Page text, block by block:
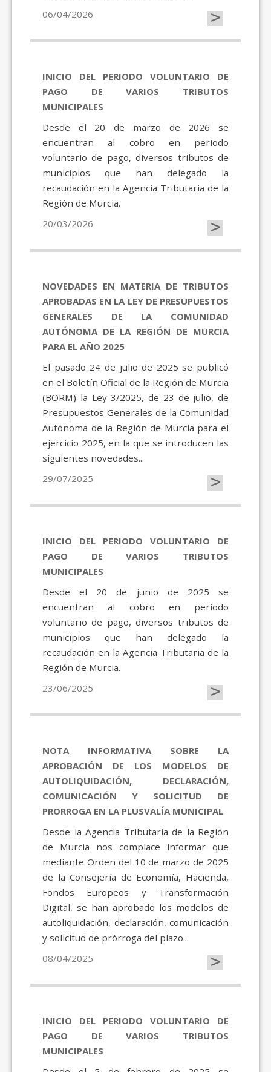
06/04/2026
>
INICIO DEL PERIODO VOLUNTARIO DE
PAGO DE VARIOS TRIBUTOS
MUNICIPALES
Desde el 20 de marzo de 2026 se
encuentran al cobro en periodo
voluntario de pago, diversos tributos de
municipios que han delegado la
recaudación en la Agencia Tributaria de la
Región de Murcia.
20/03/2026
>
NOVEDADES EN MATERIA DE TRIBUTOS
APROBADAS EN LA LEY DE PRESUPUESTOS
GENERALES DE LA COMUNIDAD
AUTÓNOMA DE LA REGIÓN DE MURCIA
PARA EL AÑO 2025
El pasado 24 de julio de 2025 se publicó
en el Boletín Oficial de la Región de Murcia
(BORM) la Ley 3/2025, de 23 de julio, de
Presupuestos Generales de la Comunidad
Autónoma de la Región de Murcia para el
ejercicio 2025, en la que se introducen las
siguientes novedades...
29/07/2025
>
INICIO DEL PERIODO VOLUNTARIO DE
PAGO DE VARIOS TRIBUTOS
MUNICIPALES
Desde el 20 de junio de 2025 se
encuentran al cobro en periodo
voluntario de pago, diversos tributos de
municipios que han delegado la
recaudación en la Agencia Tributaria de la
Región de Murcia.
23/06/2025
>
NOTA INFORMATIVA SOBRE LA
APROBACIÓN DE LOS MODELOS DE
AUTOLIQUIDACIÓN, DECLARACIÓN,
COMUNICACIÓN Y SOLICITUD DE
PRORROGA EN LA PLUSVALÍA MUNICIPAL
Desde la Agencia Tributaria de la Región
de Murcia nos complace informar que
mediante Orden del 10 de marzo de 2025
de la Consejería de Economía, Hacienda,
Fondos Europeos y Transformación
Digital, se han aprobado los modelos de
autoliquidación, declaración, comunicación
y solicitud de prórroga del plazo...
08/04/2025
>
INICIO DEL PERIODO VOLUNTARIO DE
PAGO DE VARIOS TRIBUTOS
MUNICIPALES